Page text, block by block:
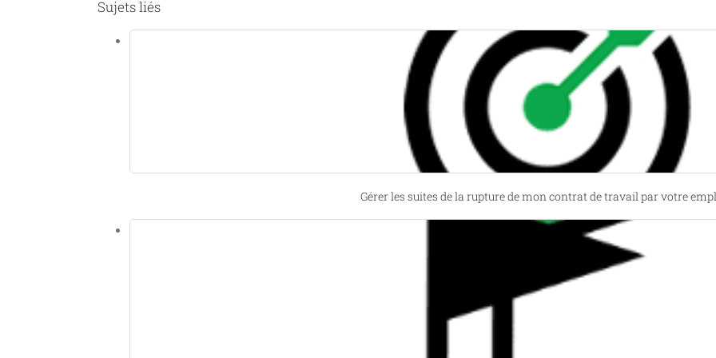
Sujets liés
Gérer les suites de la rupture de mon contrat de travail par votre